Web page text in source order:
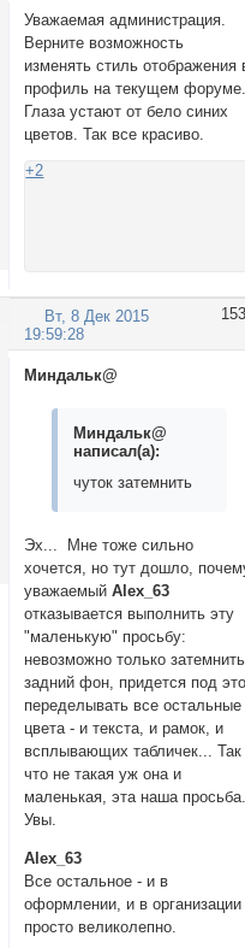
Уважаемая администрация.
Верните возможность
изменять стиль отображения
профиль на текущем
Глаза устают от бело синих
цветов. Так все красиво.
+2
153
Вт, 8 Дек 2015
19:59:28
Миндальк@
Миндальк@
написал(а):
чуток затемнить
Эх... Мне тоже сильно
хочется, но тут дошло,
уважаемыйAlex_63
отказывается выполнить эту
"маленькую" просьбу:
невозможно только затемнить
задний фон, придется под
переделывать все остальные
цвета - и текста, и рамок, и
всплывающих табличек... Так
что не такая уж она и
маленькая, эта наша
Увы.
Alex_63
Все остальное - и в
оформлении, и в организации
просто великолепно.